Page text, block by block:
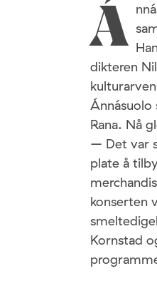
Á
dikteren
Ánnásuolo
Rana. Nå
– Det var
plate å
konserten
Kornstad